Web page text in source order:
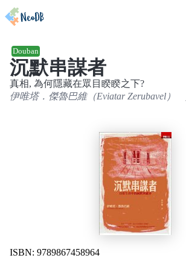
沉默串謀者
Douban
ISBN: 9789867458964
真相, 為何隱藏在眾目睽睽之下?
伊唯塔．傑魯巴維（Eviatar Zerubavel）